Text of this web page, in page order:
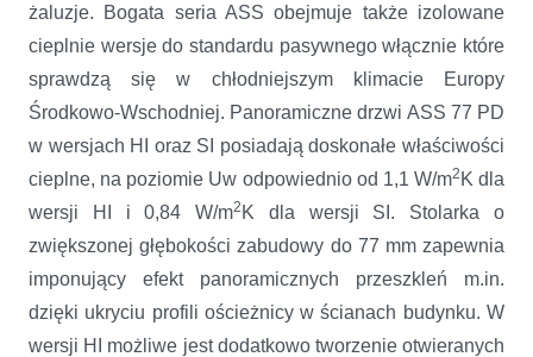
żaluzje. Bogata seria ASS obejmuje także izolowane
cieplnie wersje do standardu pasywnego włącznie które
sprawdzą się w chłodniejszym klimacie Europy
Środkowo-Wschodniej. Panoramiczne drzwi ASS 77 PD
w wersjach HI oraz SI posiadają doskonałe właściwości
cieplne, na poziomie Uw odpowiednio od 1,1 W/m2 K dla
wersji HI i 0,84 W/m2 K dla wersji SI. Stolarka o
zwiększonej głębokości zabudowy do 77 mm zapewnia
imponujący efekt panoramicznych przeszkleń m.in.
dzięki ukryciu profili ościeżnicy w ścianach budynku. W
wersji HI możliwe jest dodatkowo tworzenie otwieranych